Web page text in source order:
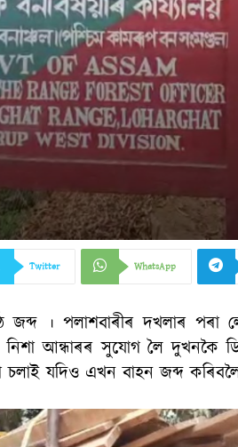
Twitter WhatsApp
। পলাশবাৰীৰ দখলাৰ পৰা
আন্ধাৰৰ সুযোগ লৈ দুখনকৈ
চলাই যদিও এখন বাহন জব্দ